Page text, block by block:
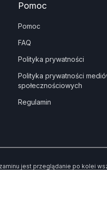
Pomoc
Pomoc
FAQ
Polityka prywatności
Polityka prywatności
społecznościowych
Regulamin
jest przeglądanie po kolei